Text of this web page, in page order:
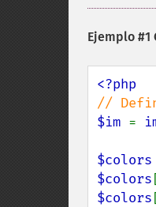
Ejemplo #1
$im =
$colors
$colors